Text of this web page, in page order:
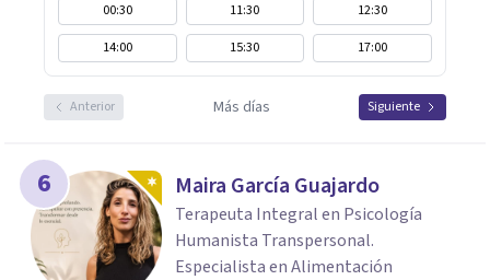
00:30 11:30
12:30
14:00
15:30 17:00
Anterior Más días Siguiente
6 Maira García Guajardo
Terapeuta Integral en Psicología
Humanista Transpersonal.
Especialista en Alimentación